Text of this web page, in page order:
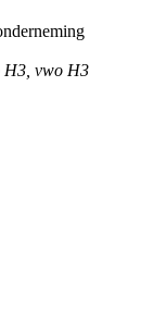
H3, vwo H3